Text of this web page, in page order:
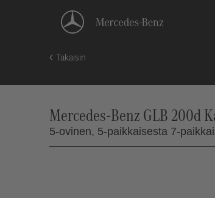
Takaisin
Mercedes-Benz GLB 200d
5-ovinen, 5-paikkaisesta 7-